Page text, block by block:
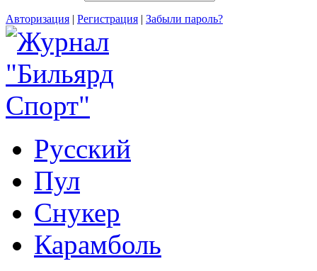
Авторизация | Регистрация | Забыли пароль?
Русский
Пул
Снукер
Карамболь